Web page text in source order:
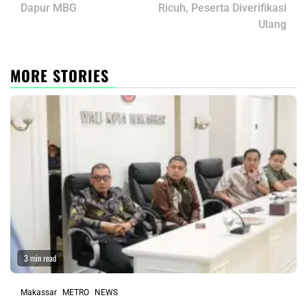
Dapur MBG
Ricuh, Peserta Diverifikasi
Ulang
MORE STORIES
3 min read
Makassar METRO NEWS